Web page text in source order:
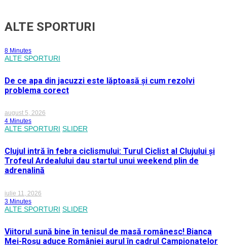
ALTE SPORTURI
8 Minutes
ALTE SPORTURI
De ce apa din jacuzzi este lăptoasă și cum rezolvi
problema corect
august 5, 2026
4 Minutes
ALTE SPORTURI SLIDER
Clujul intră în febra ciclismului: Turul Ciclist al Clujului și
Trofeul Ardealului dau startul unui weekend plin de
adrenalină
iulie 11, 2026
3 Minutes
ALTE SPORTURI SLIDER
Viitorul sună bine în tenisul de masă românesc! Bianca
Mei-Roșu aduce României aurul în cadrul Campionatelor